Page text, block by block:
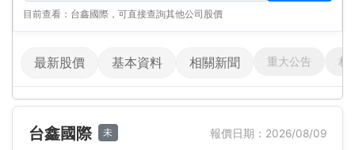
目前查看：台鑫國際，可直接查詢其他公司股價
最新股價 基本資料 相關新聞 重大公告 相
台鑫國際 未 報價日期：2026/08/09